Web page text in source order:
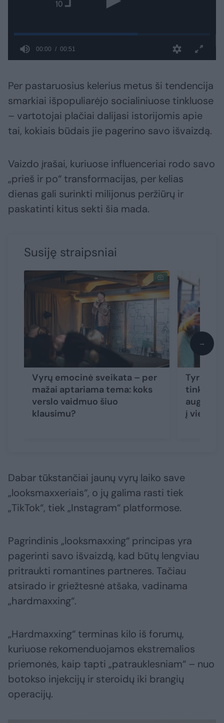
Per pastaruosius kelerius metus ši tendencija
smarkiai išpopuliarėjo socialiniuose tinkluose
– vartotojai plačiai dalijasi istorijomis apie
tai, kokiais būdais jie pagerino savo išvaizdą.
Vaizdo įrašai, kuriuose influenceriai rodo savo
„prieš ir po“ transformacijas, per kelias
dienas gali surinkti milijonus peržiūrų ir
paskatinti kitus sekti šia mada.
Susiję straipsniai
Vyrų emocinė sveikata – per
mažai aptariama tema: koks
verslo vaidmuo šiuo
klausimu?
tinklų
auga –
į
→
Dabar tūkstančiai jaunų vyrų laiko save
„looksmaxxeriais“, o jų galima rasti tiek
„TikTok“, tiek „Instagram“ platformose.
Pagrindinis „looksmaxxing“ principas yra
pagerinti savo išvaizdą, kad būtų lengviau
pritraukti romantines partneres. Tačiau
atsirado ir griežtesnė atšaka, vadinama
„hardmaxxing“.
„Hardmaxxing“ terminas kilo iš forumų,
kuriuose rekomenduojamos ekstremalios
priemonės, kaip tapti „patrauklesniam“ – nuo
botokso injekcijų ir steroidų iki brangių
operacijų.